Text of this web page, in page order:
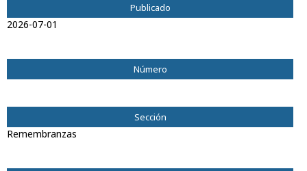
Publicado
2026-07-01
Número
Sección
Remembranzas